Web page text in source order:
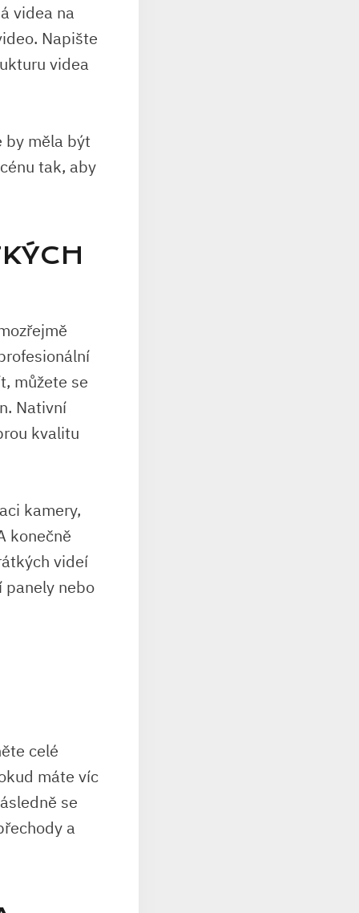
videa na
Napište
videa
by měla být
tak, aby
můžete se
Nativní
kvalitu
kamery,
konečně
videí
panely nebo
celé
máte víc
se
a